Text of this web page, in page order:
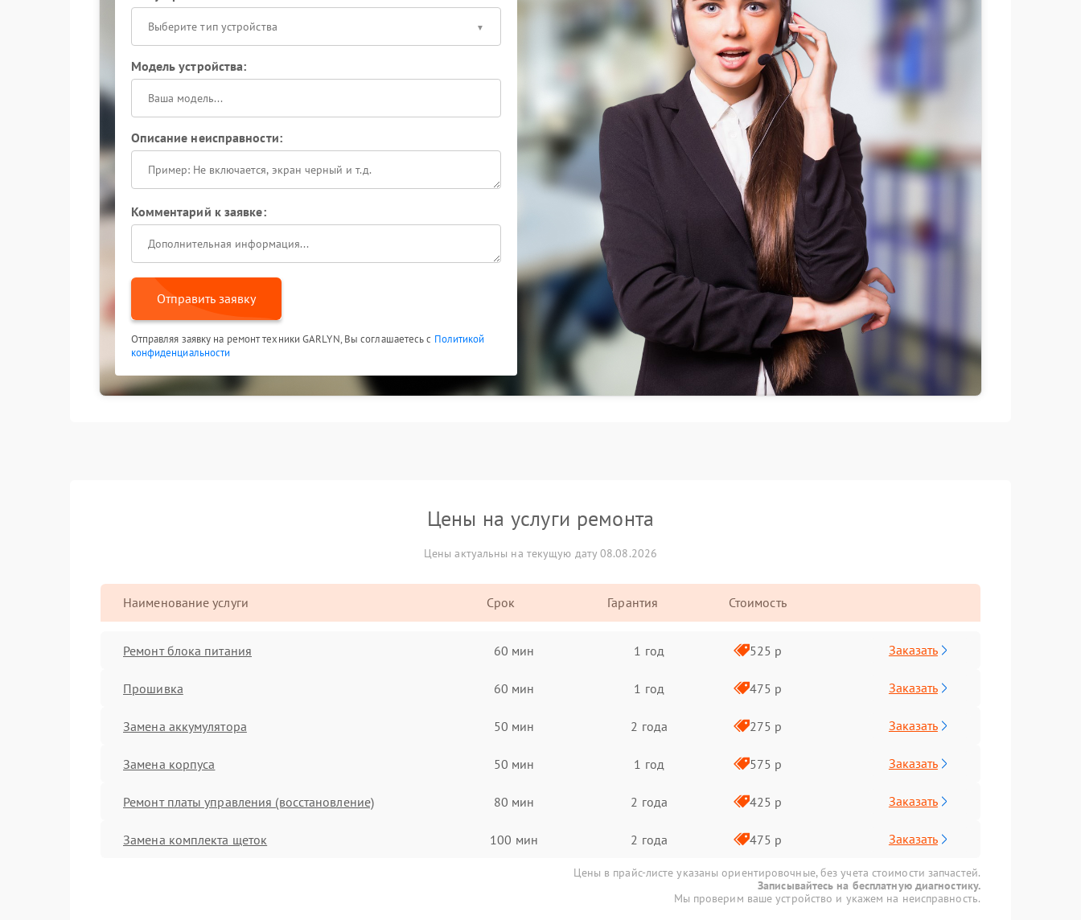
Выберите тип устройства
Модель устройства:
Описание неисправности:
Комментарий к заявке:
Отправить заявку
Отправляя заявку на ремонт техники GARLYN, Вы соглашаетесь с Политикой
конфиденциальности
Цены на услуги ремонта
Цены актуальны на текущую дату 08.08.2026
Наименование услуги Срок Гарантия Стоимость
Ремонт блока питания 60 мин 1 год 525 р Заказать
Прошивка 60 мин 1 год 475 р Заказать
Замена аккумулятора 50 мин 2 года 275 р Заказать
Замена корпуса 50 мин 1 год 575 р Заказать
Ремонт платы управления (восстановление) 80 мин 2 года 425 р Заказать
Замена комплекта щеток 100 мин 2 года 475 р Заказать
Цены в прайс-листе указаны ориентировочные, без учета стоимости запчастей.
Записывайтесь на бесплатную диагностику.
Мы проверим ваше устройство и укажем на неисправность.